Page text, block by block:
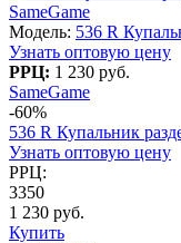
SameGame
Модель: 536 R
Узнать оптовую цену
РРЦ: 1 230 руб.
SameGame
-60%
536 R Купальник
Узнать оптовую цену
РРЦ:
3350
1 230 руб.
Купить